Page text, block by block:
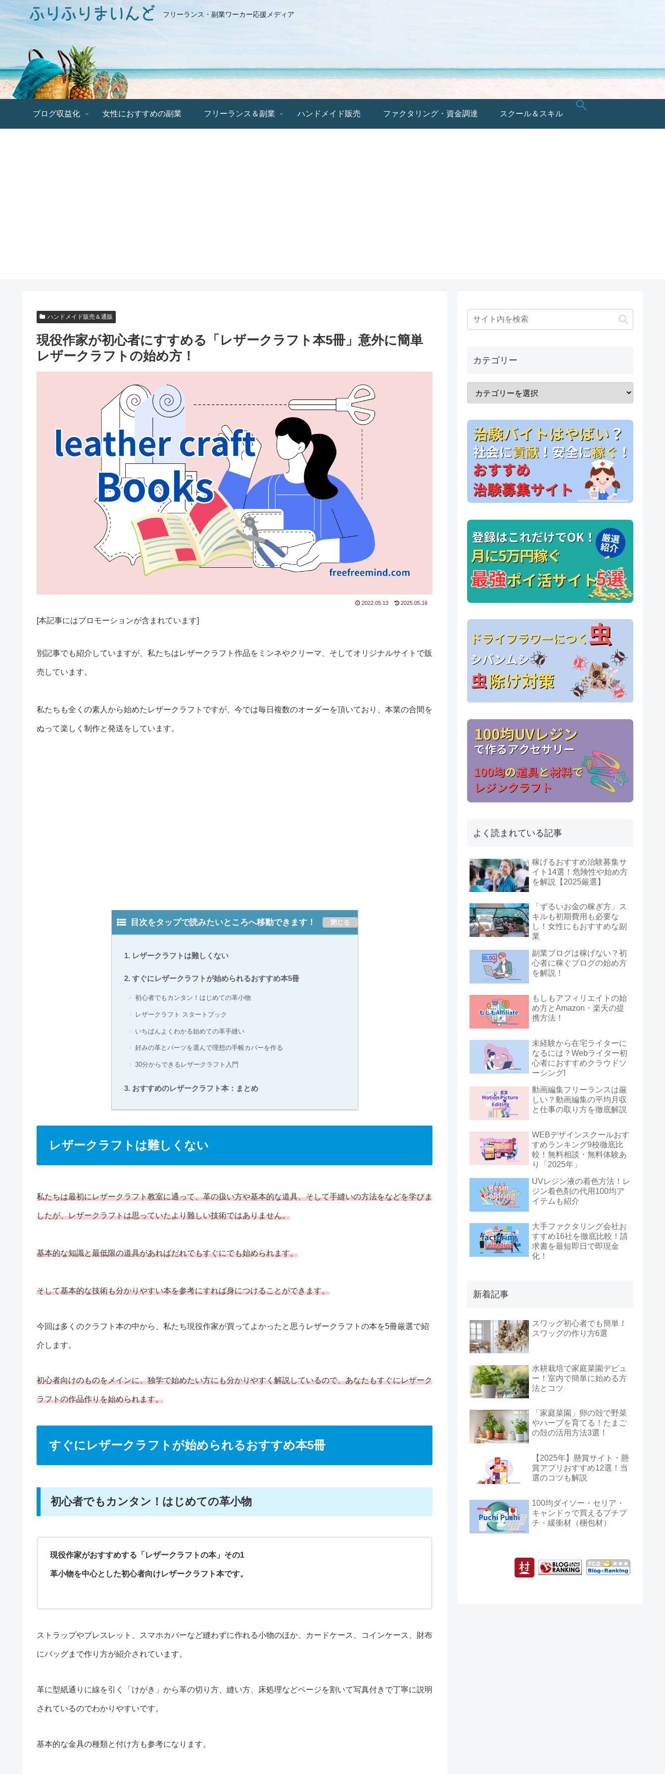
フリーランス・副業ワーカー応援メディア
ブログ収益化 女性におすすめの副業 フリーランス＆副業 ハンドメイド販売 ファクタリング・資金調達 スクール＆スキル
ハンドメイド販売＆通販
現役作家が初心者にすすめる「レザークラフト本5冊」意外に簡単
レザークラフトの始め方！
2022.05.13 2025.05.16
[本記事にはプロモーションが含まれています]
別記事でも紹介していますが、私たちはレザークラフト作品をミンネやクリーマ、そしてオリジナルサイトで販
売しています。
私たちも全くの素人から始めたレザークラフトですが、今では毎日複数のオーダーを頂いており、本業の合間を
ぬって楽しく制作と発送をしています。
目次をタップで読みたいところへ移動できます！
レザークラフトは難しくない
すぐにレザークラフトが始められるおすすめ本5冊
初心者でもカンタン！はじめての革小物
レザークラフト スタートブック
いちばんよくわかる始めての革手縫い
好みの革とパーツを選んで理想の手帳カバーを作る
30分からできるレザークラフト入門
おすすめのレザークラフト本：まとめ
レザークラフトは難しくない
私たちは最初にレザークラフト教室に通って、革の扱い方や基本的な道具、そして手縫いの方法をなどを学びま
したが、レザークラフトは思っていたより難しい技術ではありません。
基本的な知識と最低限の道具があればだれでもすぐにでも始められます。
そして基本的な技術も分かりやすい本を参考にすれば身につけることができます。
今回は多くのクラフト本の中から、私たち現役作家が買ってよかったと思うレザークラフトの本を5冊厳選で紹
介します。
初心者向けのものをメインに、独学で始めたい方にも分かりやすく解説しているので、あなたもすぐにレザーク
ラフトの作品作りを始められます。
すぐにレザークラフトが始められるおすすめ本5冊
初心者でもカンタン！はじめての革小物
現役作家がおすすめする「レザークラフトの本」その1
革小物を中心とした初心者向けレザークラフト本です。
ストラップやブレスレット、スマホカバーなど縫わずに作れる小物のほか、カードケース、コインケース、財布
にバッグまで作り方が紹介されています。
革に型紙通りに線を引く「けがき」から革の切り方、縫い方、床処理などページを割いて写真付きで丁寧に説明
されているのでわかりやすいです。
基本的な金具の種類と付け方も参考になります。
カテゴリー
よく読まれている記事
稼げるおすすめ治験募集サ
イト14選！危険性や始め方
を解説【2025厳選】
「ずるいお金の稼ぎ方」ス
キルも初期費用も必要な
し！女性にもおすすめな副
業
副業ブログは稼げない？初
心者に稼ぐブログの始め方
を解説！
もしもアフィリエイトの始
め方とAmazon・楽天の提
携方法！
未経験から在宅ライターに
なるには？Webライター初
心者におすすめクラウドソ
ーシング!
動画編集フリーランスは厳
しい？動画編集の平均月収
と仕事の取り方を徹底解説
WEBデザインスクールおす
すめランキング9校徹底比
較！無料相談・無料体験あ
り「2025年」
UVレジン液の着色方法！レ
ジン着色剤の代用100均ア
イテムも紹介
大手ファクタリング会社お
すすめ16社を徹底比較！請
求書を最短即日で即現金
化！
新着記事
スワッグ初心者でも簡単！
スワッグの作り方6選
水耕栽培で家庭菜園デビュ
ー！室内で簡単に始める方
法とコツ
「家庭菜園」卵の殻で野菜
やハーブを育てる！たまご
の殻の活用方法3選！
【2025年】懸賞サイト・懸
賞アプリおすすめ12選！当
選のコツも解説
100均ダイソー・セリア・
キャンドゥで買えるプチプ
チ・緩衝材（梱包材）